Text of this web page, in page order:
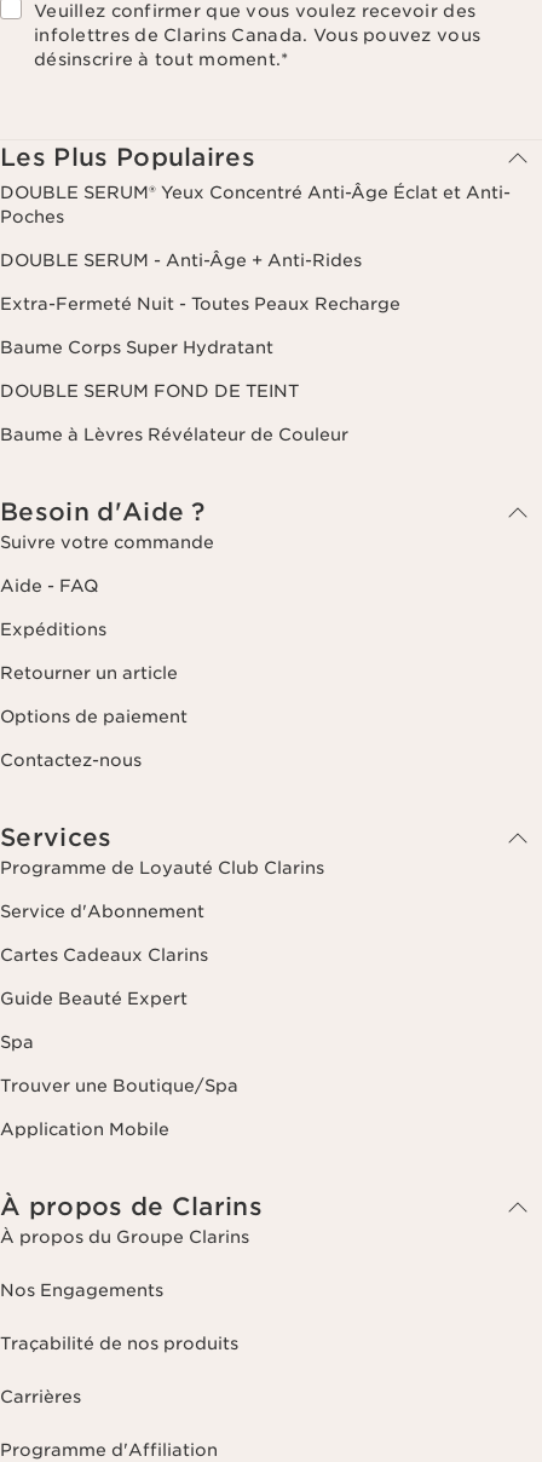
Veuillez confirmer que vous voulez recevoir des
infolettres de Clarins Canada. Vous pouvez vous
désinscrire à tout moment.*
Les Plus Populaires
DOUBLE SERUM® Yeux Concentré Anti-Âge Éclat et Anti-
Poches
DOUBLE SERUM - Anti-Âge + Anti-Rides
Extra-Fermeté Nuit - Toutes Peaux Recharge
Baume Corps Super Hydratant
DOUBLE SERUM FOND DE TEINT
Baume à Lèvres Révélateur de Couleur
Besoin d'Aide ?
Suivre votre commande
Aide - FAQ
Expéditions
Retourner un article
Options de paiement
Contactez-nous
Services
Programme de Loyauté Club Clarins
Service d'Abonnement
Cartes Cadeaux Clarins
Guide Beauté Expert
Spa
Trouver une Boutique/Spa
Application Mobile
À propos de Clarins
À propos du Groupe Clarins
Nos Engagements
Traçabilité de nos produits
Carrières
Programme d'Affiliation